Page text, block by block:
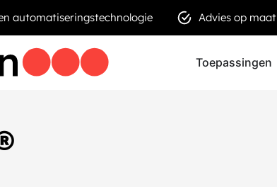
automatiseringstechnologie Advies op maat
Toepassingen